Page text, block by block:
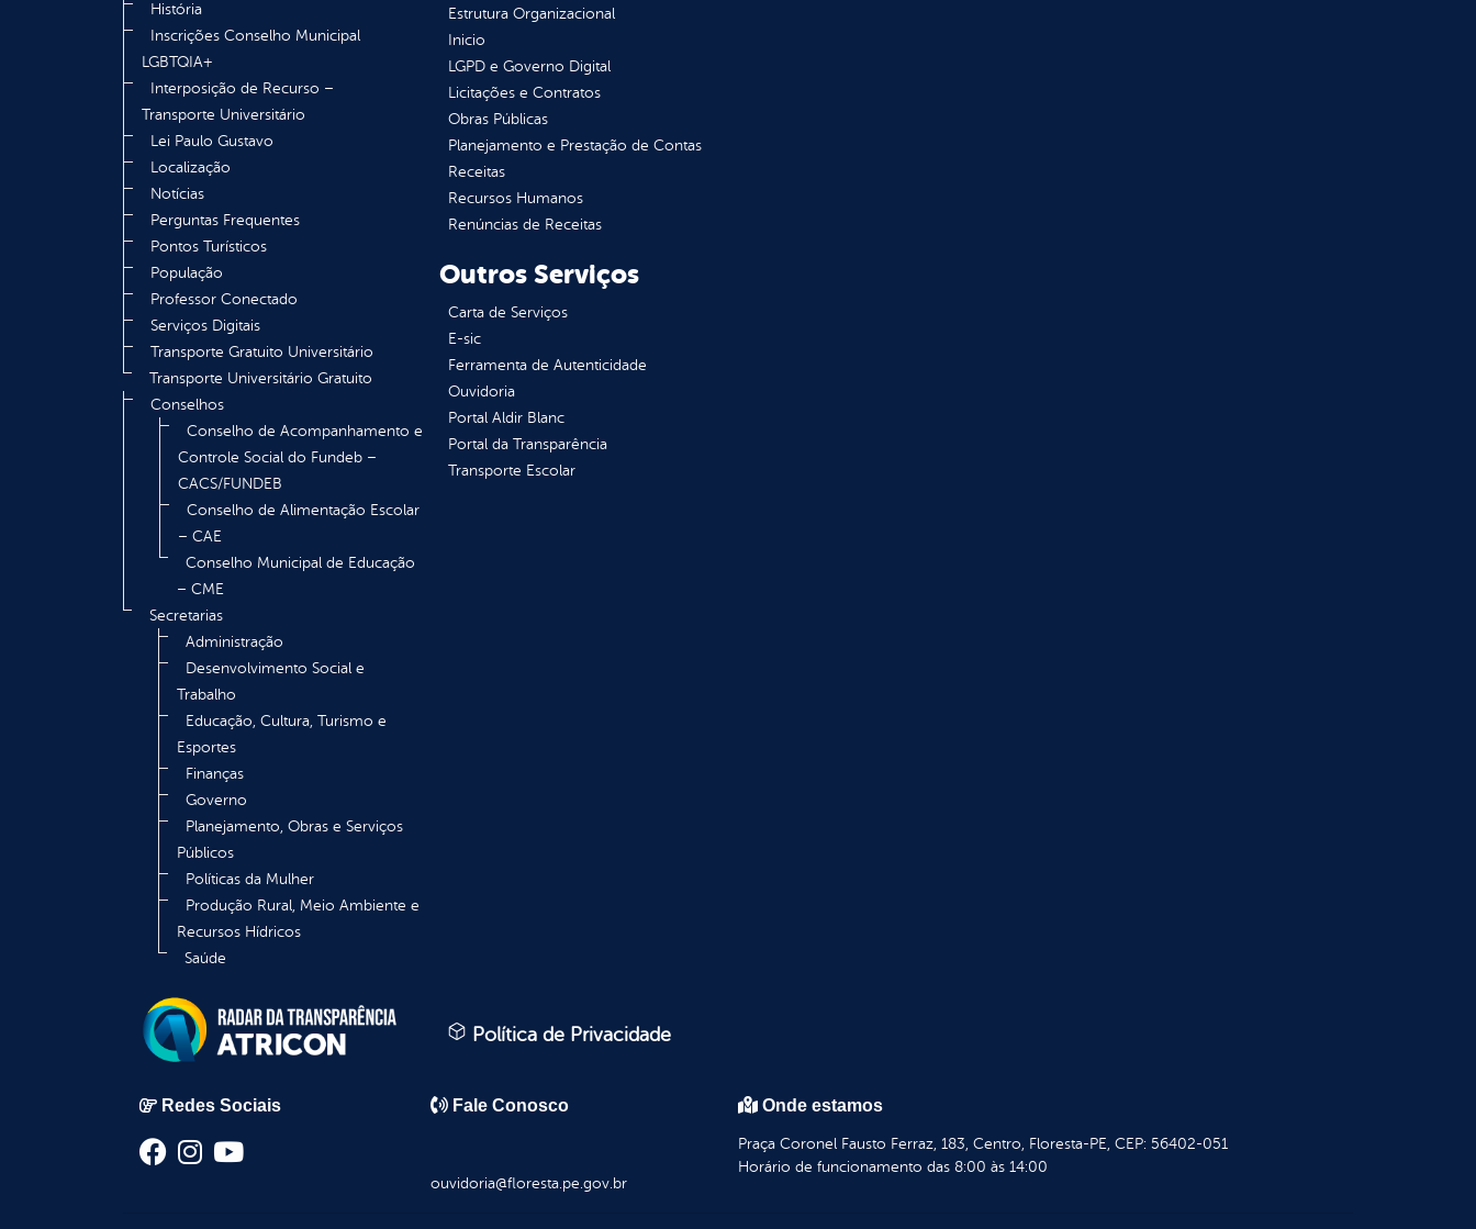
História
Inscrições Conselho Municipal
LGBTQIA+
Interposição de Recurso –
Transporte Universitário
Lei Paulo Gustavo
Localização
Notícias
Perguntas Frequentes
Pontos Turísticos
População
Professor Conectado
Serviços Digitais
Transporte Gratuito Universitário
Transporte Universitário Gratuito
Conselhos
Conselho de Acompanhamento e
Controle Social do Fundeb –
CACS/FUNDEB
Conselho de Alimentação Escolar
– CAE
Conselho Municipal de Educação
– CME
Secretarias
Administração
Desenvolvimento Social e
Trabalho
Educação, Cultura, Turismo e
Esportes
Finanças
Governo
Planejamento, Obras e Serviços
Públicos
Políticas da Mulher
Produção Rural, Meio Ambiente e
Recursos Hídricos
Saúde
Estrutura Organizacional
Inicio
LGPD e Governo Digital
Licitações e Contratos
Obras Públicas
Planejamento e Prestação de Contas
Receitas
Recursos Humanos
Renúncias de Receitas
Outros Serviços
Carta de Serviços
E-sic
Ferramenta de Autenticidade
Ouvidoria
Portal Aldir Blanc
Portal da Transparência
Transporte Escolar
Política de Privacidade
Redes Sociais Fale Conosco
ouvidoria@floresta.pe.gov.br
Onde estamos
Praça Coronel Fausto Ferraz, 183, Centro, Floresta-PE, CEP: 56402-051
Horário de funcionamento das 8:00 às 14:00